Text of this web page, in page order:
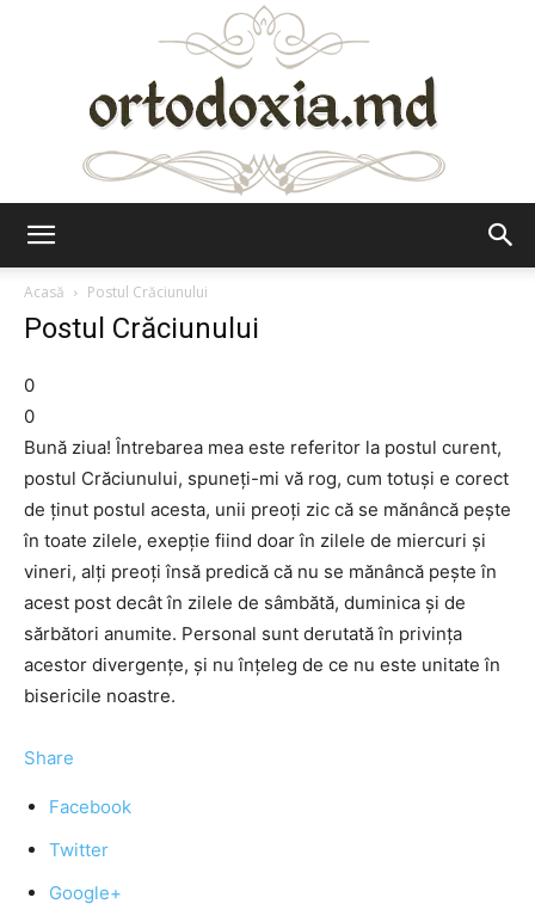
Acasă
Postul Crăciunului
Postul Crăciunului
0
0
Bună ziua! Întrebarea mea este referitor la postul curent,
postul Crăciunului, spuneți-mi vă rog, cum totuși e corect
de ținut postul acesta, unii preoți zic că se mănâncă pește
în toate zilele, exepție fiind doar în zilele de miercuri și
vineri, alți preoți însă predică că nu se mănâncă pește în
acest post decât în zilele de sâmbătă, duminica și de
sărbători anumite. Personal sunt derutată în privința
acestor divergențe, și nu înțeleg de ce nu este unitate în
bisericile noastre.
Share
Facebook
Twitter
Google+